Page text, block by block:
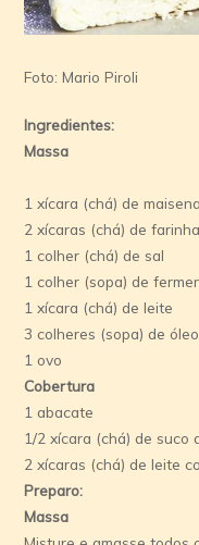
Foto: Mario Piroli
Ingredientes:
Massa
1 xí­cara (chá) de maisena
2 xí­caras (chá) de
1 colher (chá) de sal
1 colher (sopa) de
1 xí­cara (chá) de leite
3 colheres (sopa) de óleo
1 ovo
Cobertura
1 abacate
1/2 xí­cara (chá) de suco
2 xí­caras (chá) de leite
Preparo:
Massa